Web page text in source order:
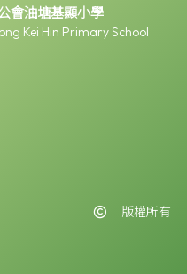
會油塘基顯小學
Kei Hin Primary School
版權所有